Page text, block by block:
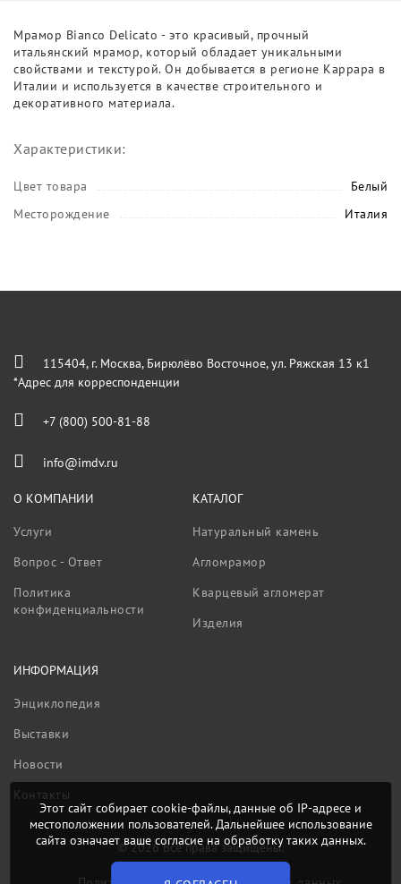
Мрамор Bianco Delicato - это красивый, прочный
итальянский мрамор, который обладает уникальными
свойствами и текстурой. Он добывается в регионе Каррара в
Италии и используется в качестве строительного и
декоративного материала.
Характеристики:
Цвет товара
Белый
Месторождение
Италия
115404, г. Москва, Бирюлёво Восточное, ул. Ряжская 13 к1
*Адрес для корреспонденции
+7 (800) 500-81-88
info@imdv.ru
О КОМПАНИИ
Услуги
Вопрос - Ответ
Политика
конфиденциальности
КАТАЛОГ
Натуральный камень
Агломрамор
Кварцевый агломерат
Изделия
ИНФОРМАЦИЯ
Энциклопедия
Выставки
Новости
Контакты
© 2026 Все права защищены.
Этот сайт собирает cookie-файлы, данные об IP-адресе и
местоположении пользователей. Дальнейшее использование
сайта означает ваше согласие на обработку таких данных.